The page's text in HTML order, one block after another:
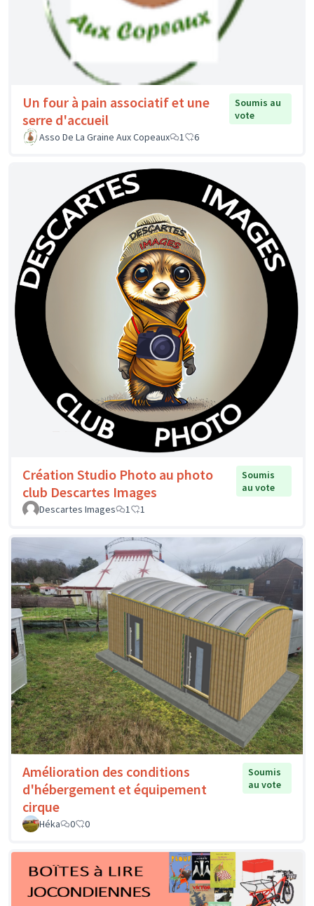
Un four à pain associatif et une
serre d'accueil
Soumis au
vote
Asso De La Graine Aux Copeaux
1 6
Création Studio Photo au photo
club Descartes Images
Soumis
au vote
Descartes Images
1 1
Amélioration des conditions
d'hébergement et équipement
cirque
Soumis
au vote
Héka 0 0